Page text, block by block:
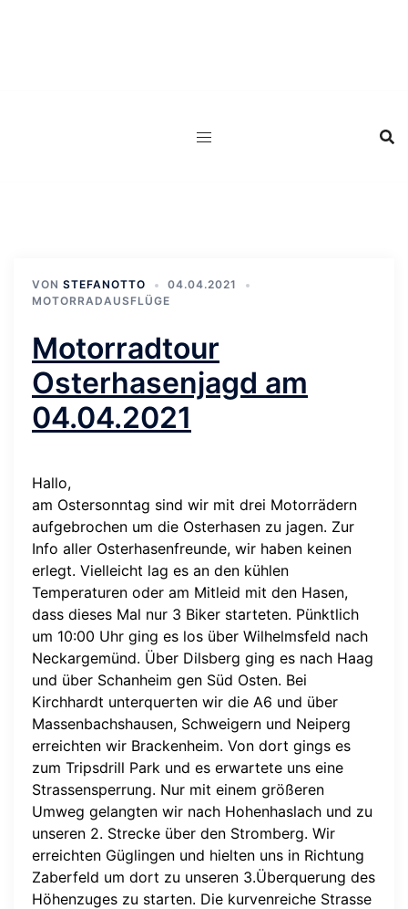
VON STEFANOTTO
04.04.2021
MOTORRADAUSFLÜGE
Motorradtour
Osterhasenjagd am
04.04.2021
Hallo,
am Ostersonntag sind wir mit drei Motorrädern
aufgebrochen um die Osterhasen zu jagen. Zur
Info aller Osterhasenfreunde, wir haben keinen
erlegt. Vielleicht lag es an den kühlen
Temperaturen oder am Mitleid mit den Hasen,
dass dieses Mal nur 3 Biker starteten. Pünktlich
um 10:00 Uhr ging es los über Wilhelmsfeld nach
Neckargemünd. Über Dilsberg ging es nach Haag
und über Schanheim gen Süd Osten. Bei
Kirchhardt unterquerten wir die A6 und über
Massenbachshausen, Schweigern und Neiperg
erreichten wir Brackenheim. Von dort gings es
zum Tripsdrill Park und es erwartete uns eine
Strassensperrung. Nur mit einem größeren
Umweg gelangten wir nach Hohenhaslach und zu
unseren 2. Strecke über den Stromberg. Wir
erreichten Güglingen und hielten uns in Richtung
Zaberfeld um dort zu unseren 3.Überquerung des
Höhenzuges zu starten. Die kurvenreiche Strasse